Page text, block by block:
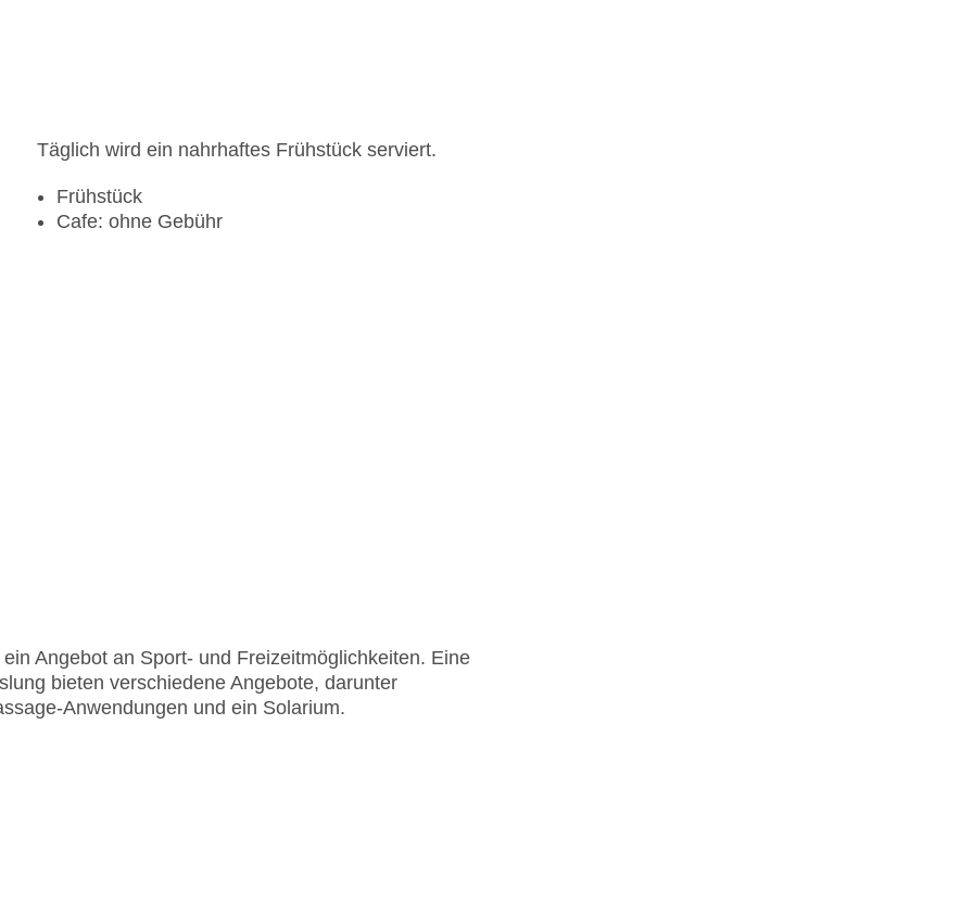
Täglich wird ein nahrhaftes Frühstück serviert.
Frühstück
Cafe: ohne Gebühr
Angebot an Sport- und Freizeitmöglichkeiten. Eine
bieten verschiedene Angebote, darunter
Anwendungen und ein Solarium.